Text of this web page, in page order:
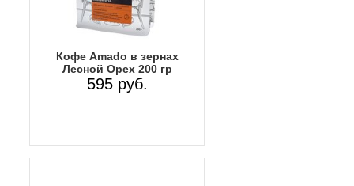
Кофе Amado в зернах
Лесной Орех 200 гр
595 руб.